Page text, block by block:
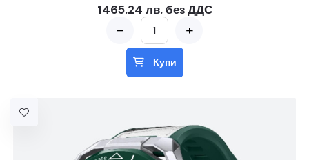
1465.24 лв. без ДДС
- +
Купи